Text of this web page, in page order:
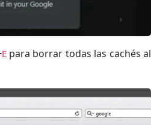
Epara borrar todas las cachés al